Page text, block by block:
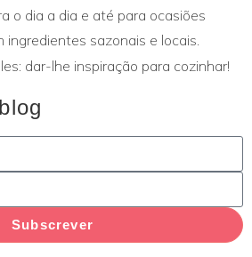
o dia a dia e até para ocasiões
ingredientes sazonais e locais.
dar-lhe inspiração para cozinhar!
Subscrever